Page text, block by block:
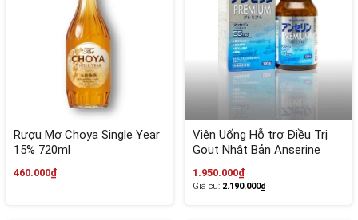
Rượu Mơ Choya Single Year
15% 720ml
460.000₫
Viên Uống Hỗ trợ Điều Trị
Gout Nhật Bản Anserine
1.950.000₫
Giá cũ: 2.190.000₫